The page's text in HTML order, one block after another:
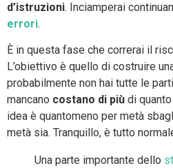
d’istruzioni. Inciamperai
errori.
È in questa fase che correrai il
L’obiettivo è quello di costruire
probabilmente non hai tutte le
mancano costano di più di
idea è quantomeno per metà
metà sia. Tranquillo, è tutto
Una parte importante dello